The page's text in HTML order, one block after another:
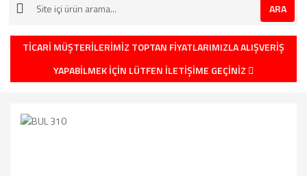
ARA
TİCARİ MÜŞTERİLERİMİZ TOPTAN FİYATLARIMIZLA ALIŞVERİŞ
YAPABİLMEK İÇİN LÜTFEN İLETİŞİME GEÇİNİZ